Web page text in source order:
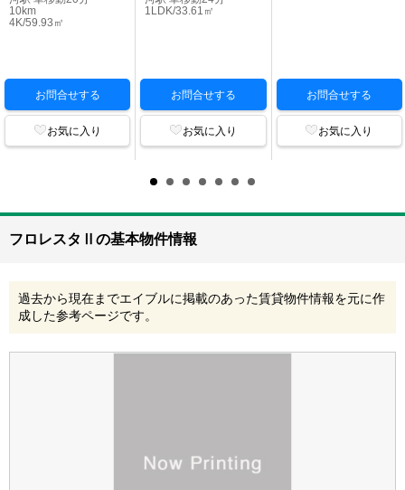
10km
4K/59.93㎡
お問合せする
お気に入り
1LDK/33.61㎡
お問合せする
お気に入り
お問合せする
お気に入り
フロレスタⅡの基本物件情報
過去から現在までエイブルに掲載のあった賃貸物件情報を元に作
成した参考ページです。